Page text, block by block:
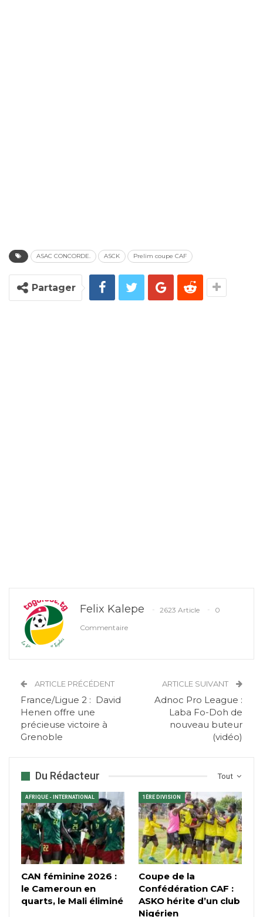
ASAC CONCORDE. ASCK Prelim coupe CAF
Partager
Felix Kalepe 2623 Article
0
Commentaire
ARTICLE PRÉCÉDENT
France/Ligue 2 : David
Henen offre une
précieuse victoire à
Grenoble
ARTICLE SUIVANT
Adnoc Pro League :
Laba Fo-Doh de
nouveau buteur
(vidéo)
Tout
Du Rédacteur
AFRIQUE - INTERNATIONAL
CAN féminine 2026 :
le Cameroun en
quarts, le Mali éliminé
1ÈRE DIVISION
Coupe de la
Confédération CAF :
ASKO hérite d’un club
Nigérien